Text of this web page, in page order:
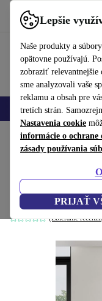
Lepšie
Naše produkty a
opätovne používajú.
zobraziť relevantnejšie
sme analyzovali vaše
reklamu a obsah pre
tretích strán.
Nastavenia cookie
informácie o ochrane
zásady používania
PRIJAŤ
používať refurbed
Mobilné telefóny
Domov Produkty
ruža pohovka
Grey Green
sivý
(Zbieranie